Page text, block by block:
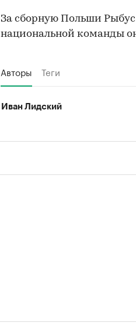
За сборную Польши Рыбус
национальной команды
Авторы Теги
Иван Лидский